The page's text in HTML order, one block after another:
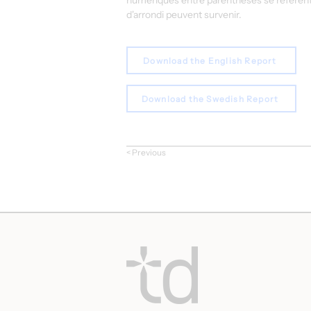
d'arrondi peuvent survenir.
Download the English Report
Download the Swedish Report
< Previous